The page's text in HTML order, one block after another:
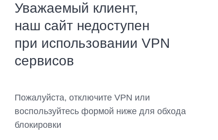
Уважаемый клиент,
наш сайт недоступен
при использовании VPN
сервисов
Пожалуйста, отключите VPN или
воспользуйтесь формой ниже для обхода
блокировки